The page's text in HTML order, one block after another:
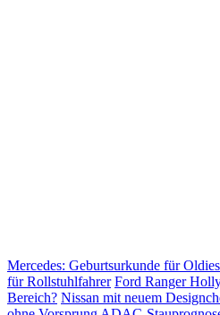
Mercedes: Geburtsurkunde für Oldies
für Rollstuhlfahrer Ford Ranger
Bereich? Nissan mit neuem